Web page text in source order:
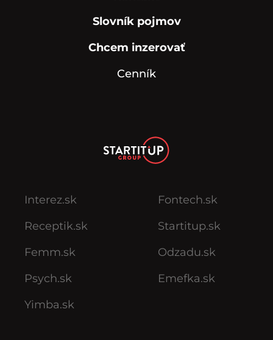
Slovník pojmov
Chcem inzerovať
Cenník
Interez.sk
Receptik.sk
Femm.sk
Psych.sk
Yimba.sk
Fontech.sk
Startitup.sk
Odzadu.sk
Emefka.sk